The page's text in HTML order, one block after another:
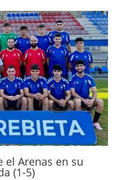
el Arenas en su
(1-5)